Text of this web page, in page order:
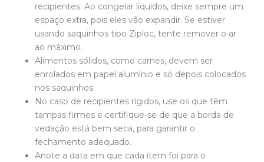
recipientes. Ao congelar líquidos, deixe sempre um
espaço extra, pois eles vão expandir. Se estiver
usando saquinhos tipo Ziploc, tente remover o ar
ao máximo.
Alimentos sólidos, como carnes, devem ser
enrolados em papel alumínio e só depois colocados
nos saquinhos.
No caso de recipientes rígidos, use os que têm
tampas firmes e certifique-se de que a borda de
vedação está bem seca, para garantir o
fechamento adequado.
Anote a data em que cada item foi para o